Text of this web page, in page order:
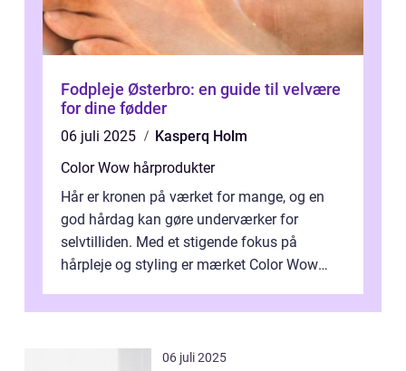
Fodpleje Østerbro: en guide til velvære
for dine fødder
06 juli 2025
Kasperq Holm
Color Wow hårprodukter
Hår er kronen på værket for mange, og en
god hårdag kan gøre underværker for
selvtilliden. Med et stigende fokus på
hårpleje og styling er mærket Color Wow
innova...
06 juli 2025